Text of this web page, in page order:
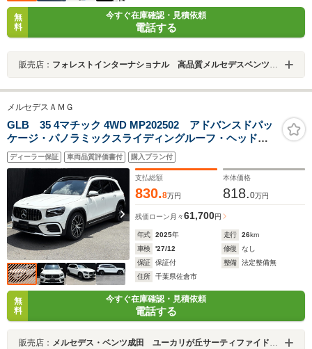
無
料
今すぐ在庫確認・見積依頼
電話する
販売店： フォレストインターナショナル 高品質メルセデスベンツ正規ディーラー車専門店
メルセデスＡＭＧ
GLB 35 4マチック 4WD MP202502 アドバンスドパッ
ケージ・パノラミックスライディングルーフ・ヘッドア
ップディスプレイ・本革シート・ブルメスターサラウン
ドシステム・MBUXインテリアアシスト・20インチAMG
ホイール・AMGRIDE CONTROLサス
ディーラー保証 車両品質評価書付 購入プラン付
支払総額
830.8万円
本体価格
818.0万円
残価ローン 月々61,700円
年式 2025年 走行 26km
車検
'27/12 修復
なし
保証
保証付 整備
法定整備無
住所
千葉県佐倉市
無
料
今すぐ在庫確認・見積依頼
電話する
販売店： メルセデス・ベンツ成田 ユーカリが丘サーティファイドカーセンター